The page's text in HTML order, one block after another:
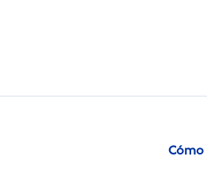
Cómo